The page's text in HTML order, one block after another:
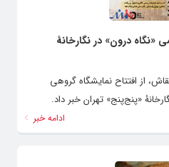
درون» در نگارخانۀ
از افتتاح نمایشگاه گروهی
«پنج‌پنج» تهران خبر داد.
ادامه خبر